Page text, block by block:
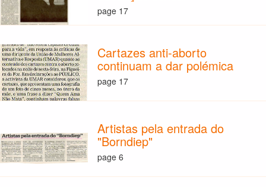
page 17
Cartazes anti-aborto
continuam a dar polémica
page 17
Artistas pela entrada do
"Borndiep"
page 6